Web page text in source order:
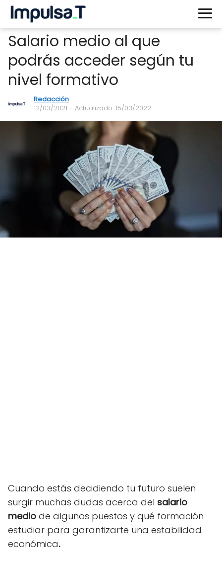
Salario medio al que
podrás acceder según tu
nivel formativo
Redacción
12/03/2021 - Actualizado: 15/03/2022
Cuando estás decidiendo tu futuro suelen
surgir muchas dudas acerca del salario
medio de algunos puestos y qué formación
estudiar para garantizarte una estabilidad
económica.